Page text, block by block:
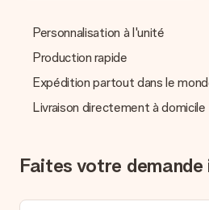
fait ?
Nous déplorons le fait que votre
Vous pouvez dans ce cas contacter
La facture est-elle envoyée avec
Nous n’envoyons pas de facture
personnel MySurprise. Vous pouvez
Personnalisation à l'unité
Production rapide
Expédition partout dans le
Livraison directement à domicile
Faites votre demande